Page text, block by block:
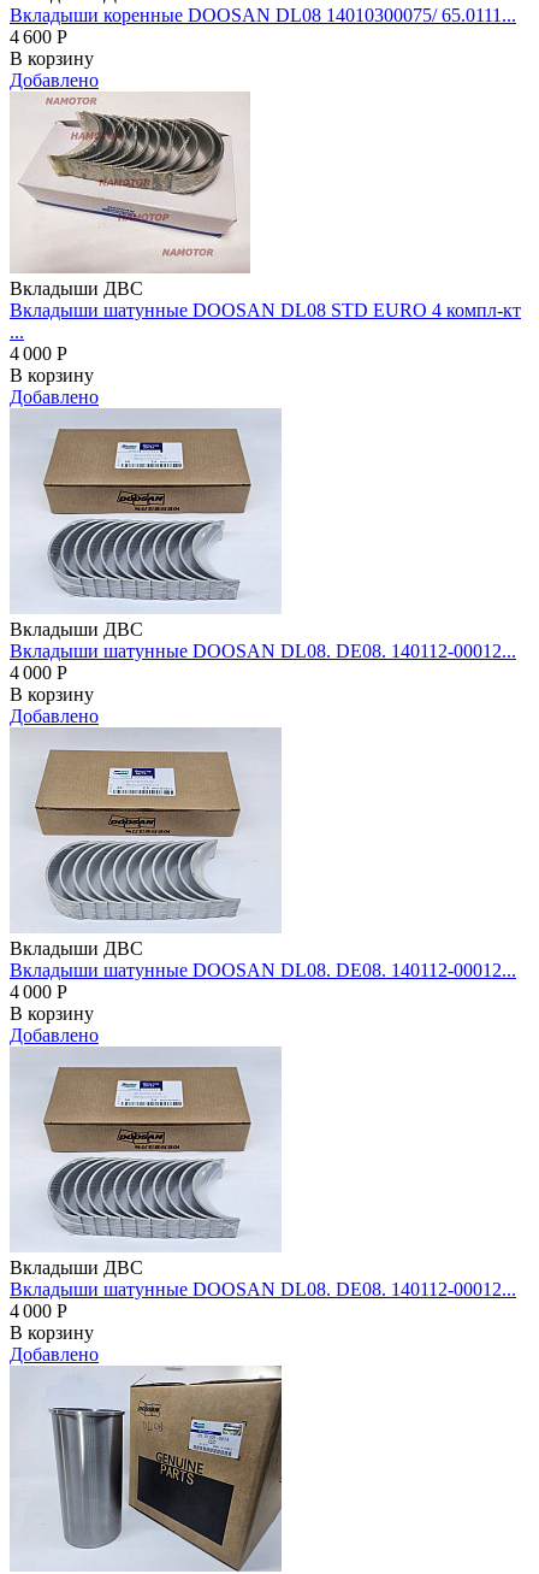
Вкладыши коренные DOOSAN DL08 14010300075/ 65.0111...
4 600 Р
В корзину
Добавлено
Вкладыши ДВС
Вкладыши шатунные DOOSAN DL08 STD EURO 4 компл-кт
...
4 000 Р
В корзину
Добавлено
Вкладыши ДВС
Вкладыши шатунные DOOSAN DL08. DE08. 140112-00012...
4 000 Р
В корзину
Добавлено
Вкладыши ДВС
Вкладыши шатунные DOOSAN DL08. DE08. 140112-00012...
4 000 Р
В корзину
Добавлено
Вкладыши ДВС
Вкладыши шатунные DOOSAN DL08. DE08. 140112-00012...
4 000 Р
В корзину
Добавлено